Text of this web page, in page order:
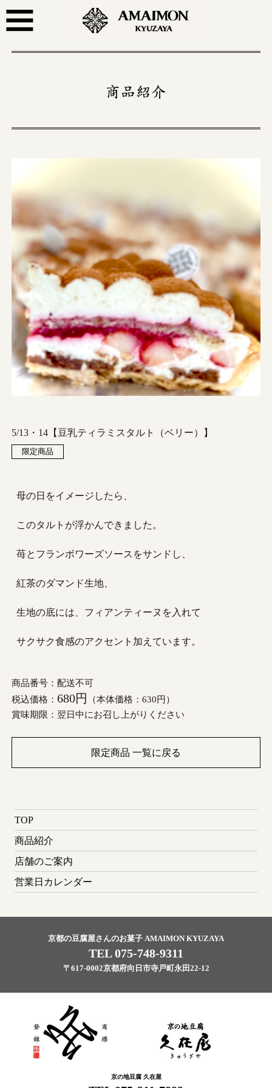
5/13・14【豆乳ティラミスタルト（ベリー）】
限定商品
母の日をイメージしたら、
このタルトが浮かんできました。
苺とフランボワーズソースをサンドし、
紅茶のダマンド生地、
生地の底には、フィアンティーヌを入れて
サクサク食感のアクセント加えています。
商品番号：配送不可
税込価格： 680円
（本体価格：630円）
賞味期限：翌日中にお召し上がりください
限定商品 一覧に戻る
TOP
商品紹介
店舗のご案内
営業日カレンダー
京都の豆腐屋さんのお菓子 AMAIMON KYUZAYA
TEL 075-748-9311
〒617-0002京都府向日市寺戸町永田22-12
京の地豆腐 久在屋